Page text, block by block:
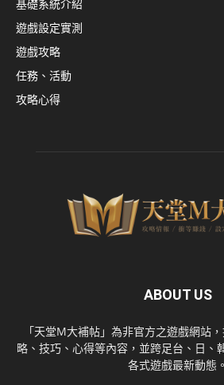
基礎系統介紹
遊戲設定實測
遊戲攻略
任務、活動
攻略心得
ABOUT US
「天堂M大補帖」為非官方之遊戲網站
略、技巧、心得等內容，並跨足台、日、
各式遊戲最新動態。